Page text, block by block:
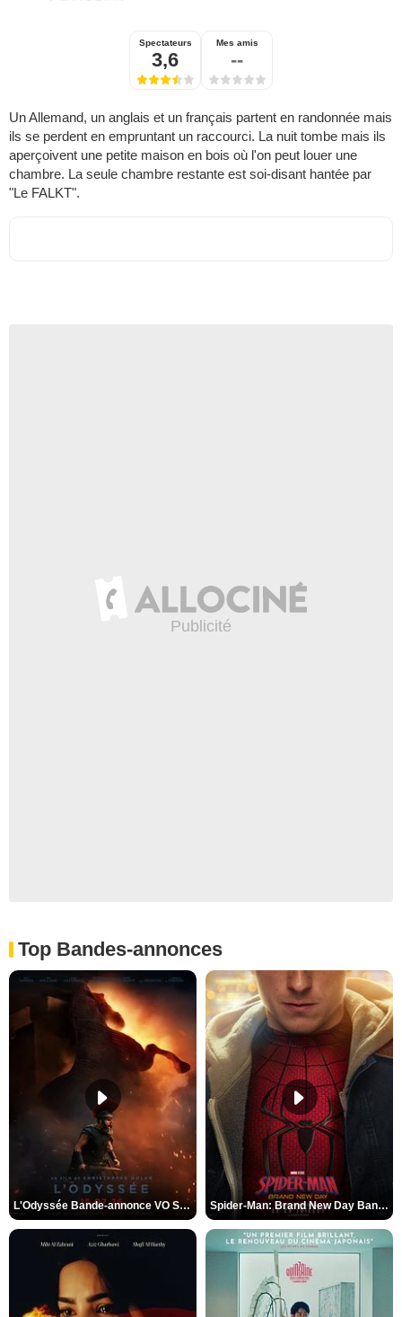
Spectateurs
3,6
Mes amis
--
Un Allemand, un anglais et un français partent en randonnée mais
ils se perdent en empruntant un raccourci. La nuit tombe mais ils
aperçoivent une petite maison en bois où l'on peut louer une
chambre. La seule chambre restante est soi-disant hantée par
"Le FALKT".
Top Bandes-annonces
L'Odyssée Bande-annonce VO STFR Spider-Man: Brand New Day Bande-annonce VO STFR